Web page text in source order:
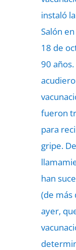
instaló
Salón
18 de
90
fueron
para
gripe.
han
(de más
ayer,